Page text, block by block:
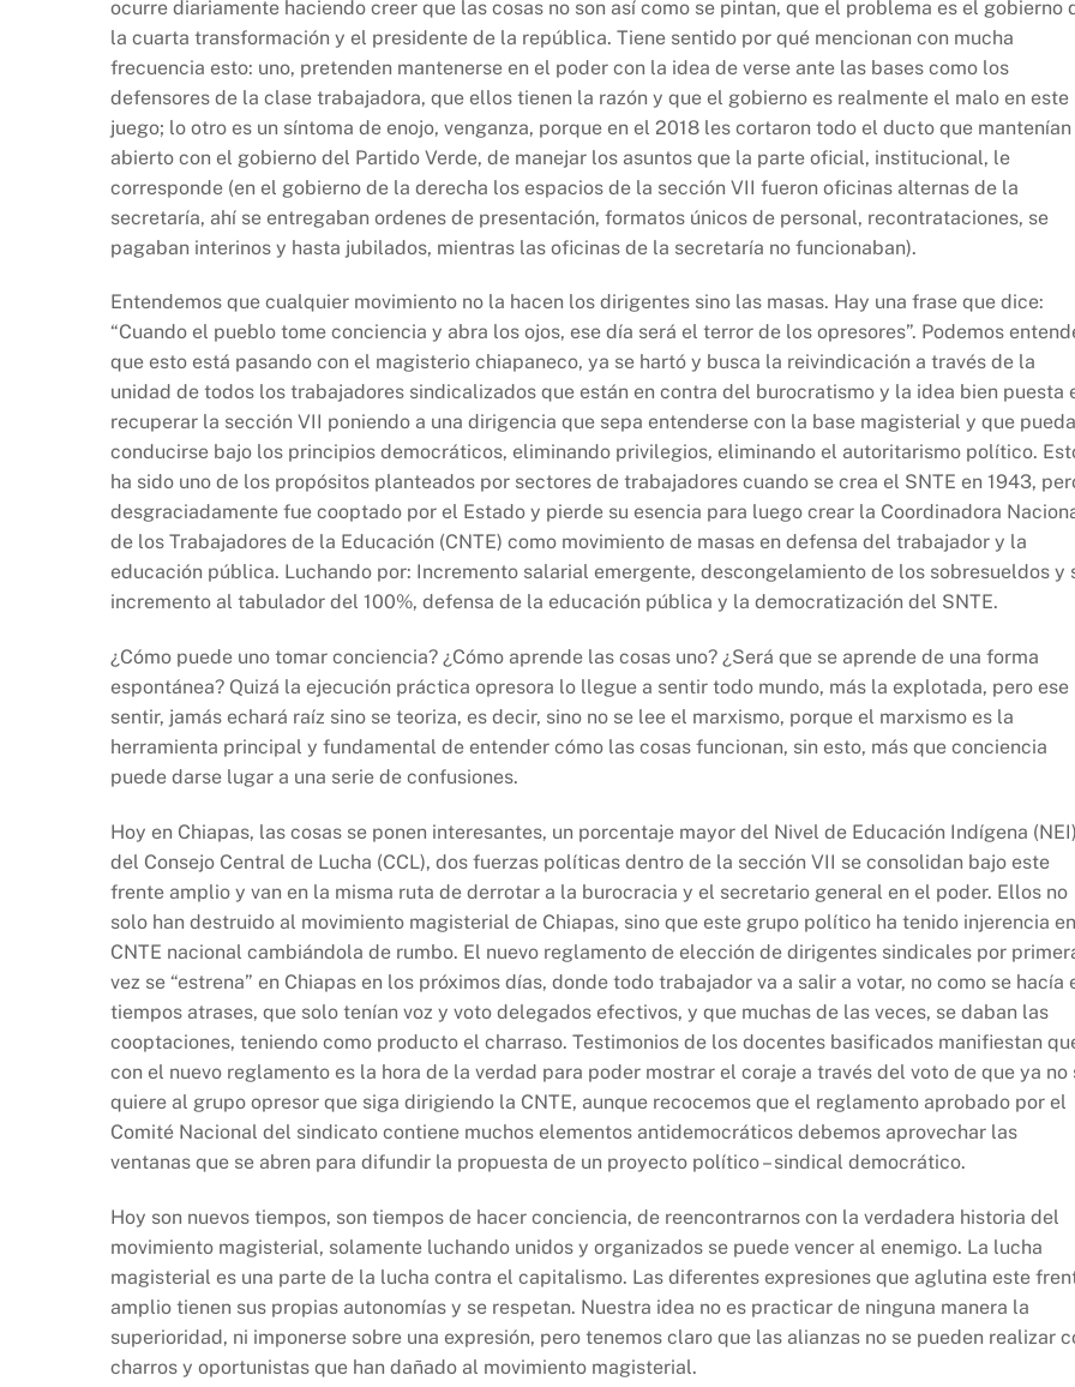
ocurre diariamente haciendo creer que las cosas no son así como se pintan, que el problema es el gobierno
la cuarta transformación y el presidente de la república. Tiene sentido por qué mencionan con mucha
frecuencia esto: uno, pretenden mantenerse en el poder con la idea de verse ante las bases como los
defensores de la clase trabajadora, que ellos tienen la razón y que el gobierno es realmente el malo en este
juego; lo otro es un síntoma de enojo, venganza, porque en el 2018 les cortaron todo el ducto que mantenían
abierto con el gobierno del Partido Verde, de manejar los asuntos que la parte oficial, institucional, le
corresponde (en el gobierno de la derecha los espacios de la sección VII fueron oficinas alternas de la
secretaría, ahí se entregaban ordenes de presentación, formatos únicos de personal, recontrataciones, se
pagaban interinos y hasta jubilados, mientras las oficinas de la secretaría no funcionaban).
Entendemos que cualquier movimiento no la hacen los dirigentes sino las masas. Hay una frase que dice:
“Cuando el pueblo tome conciencia y abra los ojos, ese día será el terror de los opresores”. Podemos
que esto está pasando con el magisterio chiapaneco, ya se hartó y busca la reivindicación a través de la
unidad de todos los trabajadores sindicalizados que están en contra del burocratismo y la idea bien puesta
recuperar la sección VII poniendo a una dirigencia que sepa entenderse con la base magisterial y que pueda
conducirse bajo los principios democráticos, eliminando privilegios, eliminando el autoritarismo político.
ha sido uno de los propósitos planteados por sectores de trabajadores cuando se crea el SNTE en 1943,
desgraciadamente fue cooptado por el Estado y pierde su esencia para luego crear la Coordinadora
de los Trabajadores de la Educación (CNTE) como movimiento de masas en defensa del trabajador y la
educación pública. Luchando por: Incremento salarial emergente, descongelamiento de los sobresueldos y
incremento al tabulador del 100%, defensa de la educación pública y la democratización del SNTE.
¿Cómo puede uno tomar conciencia? ¿Cómo aprende las cosas uno? ¿Será que se aprende de una forma
espontánea? Quizá la ejecución práctica opresora lo llegue a sentir todo mundo, más la explotada, pero ese
sentir, jamás echará raíz sino se teoriza, es decir, sino no se lee el marxismo, porque el marxismo es la
herramienta principal y fundamental de entender cómo las cosas funcionan, sin esto, más que conciencia
puede darse lugar a una serie de confusiones.
Hoy en Chiapas, las cosas se ponen interesantes, un porcentaje mayor del Nivel de Educación Indígena
del Consejo Central de Lucha (CCL), dos fuerzas políticas dentro de la sección VII se consolidan bajo este
frente amplio y van en la misma ruta de derrotar a la burocracia y el secretario general en el poder. Ellos no
solo han destruido al movimiento magisterial de Chiapas, sino que este grupo político ha tenido injerencia
CNTE nacional cambiándola de rumbo. El nuevo reglamento de elección de dirigentes sindicales por
vez se “estrena” en Chiapas en los próximos días, donde todo trabajador va a salir a votar, no como se hacía
tiempos atrases, que solo tenían voz y voto delegados efectivos, y que muchas de las veces, se daban las
cooptaciones, teniendo como producto el charraso. Testimonios de los docentes basificados manifiestan
con el nuevo reglamento es la hora de la verdad para poder mostrar el coraje a través del voto de que ya no
quiere al grupo opresor que siga dirigiendo la CNTE, aunque recocemos que el reglamento aprobado por el
Comité Nacional del sindicato contiene muchos elementos antidemocráticos debemos aprovechar las
ventanas que se abren para difundir la propuesta de un proyecto político – sindical democrático.
Hoy son nuevos tiempos, son tiempos de hacer conciencia, de reencontrarnos con la verdadera historia del
movimiento magisterial, solamente luchando unidos y organizados se puede vencer al enemigo. La lucha
magisterial es una parte de la lucha contra el capitalismo. Las diferentes expresiones que aglutina este
amplio tienen sus propias autonomías y se respetan. Nuestra idea no es practicar de ninguna manera la
superioridad, ni imponerse sobre una expresión, pero tenemos claro que las alianzas no se pueden realizar
charros y oportunistas que han dañado al movimiento magisterial.